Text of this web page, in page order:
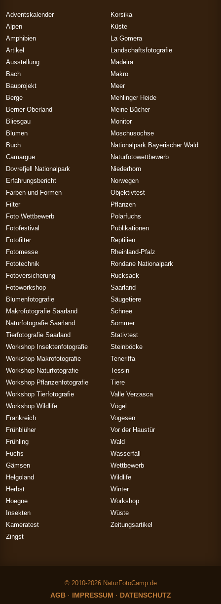
Adventskalender
Alpen
Amphibien
Artikel
Ausstellung
Bach
Bauprojekt
Berge
Berner Oberland
Bliesgau
Blumen
Buch
Camargue
Dovrefjell Nationalpark
Erfahrungsbericht
Farben und Formen
Filter
Foto Wettbewerb
Fotofestival
Fotofilter
Fotomesse
Fototechnik
Fotoversicherung
Fotoworkshop
Blumenfotografie
Makrofotografie Saarland
Naturfotografie Saarland
Tierfotografie Saarland
Workshop Insektenfotografie
Workshop Makrofotografie
Workshop Naturfotografie
Workshop Pflanzenfotografie
Workshop Tierfotografie
Workshop Wildlife
Frankreich
Frühblüher
Frühling
Fuchs
Gämsen
Helgoland
Herbst
Hoegne
Insekten
Kameratest
Korsika
Küste
La Gomera
Landschaftsfotografie
Madeira
Makro
Meer
Mehlinger Heide
Meine Bücher
Monitor
Moschusochse
Nationalpark Bayerischer Wald
Naturfotowettbewerb
Niederhorn
Norwegen
Objektivtest
Pflanzen
Polarfuchs
Publikationen
Reptilien
Rheinland-Pfalz
Rondane Nationalpark
Rucksack
Saarland
Säugetiere
Schnee
Sommer
Stativtest
Steinböcke
Teneriffa
Tessin
Tiere
Valle Verzasca
Vögel
Vogesen
Vor der Haustür
Wald
Wasserfall
Wettbewerb
Wildlife
Winter
Workshop
Wüste
Zeitungsartikel
Zingst
© 2010-2026 NaturFotoCamp.de
AGB· IMPRESSUM · DATENSCHUTZ